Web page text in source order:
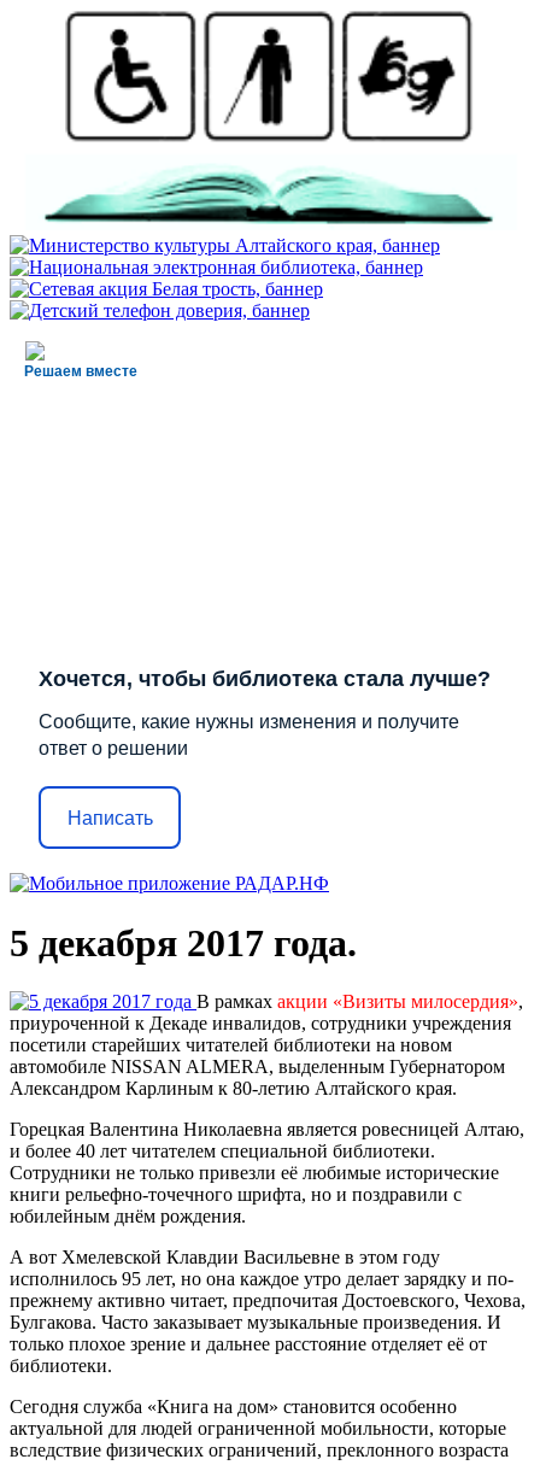
Решаем вместе
Хочется, чтобы библиотека стала лучше?
Сообщите, какие нужны изменения и получите
ответ о решении
Написать
5 декабря 2017 года.
В рамках акции «Визиты милосердия»,
приуроченной к Декаде инвалидов, сотрудники учреждения
посетили старейших читателей библиотеки на новом
автомобиле NISSAN ALMERA, выделенным Губернатором
Александром Карлиным к 80-летию Алтайского края.
Горецкая Валентина Николаевна является ровесницей Алтаю,
и более 40 лет читателем специальной библиотеки.
Сотрудники не только привезли её любимые исторические
книги рельефно-точечного шрифта, но и поздравили с
юбилейным днём рождения.
А вот Хмелевской Клавдии Васильевне в этом году
исполнилось 95 лет, но она каждое утро делает зарядку и по-
прежнему активно читает, предпочитая Достоевского, Чехова,
Булгакова. Часто заказывает музыкальные произведения. И
только плохое зрение и дальнее расстояние отделяет её от
библиотеки.
Сегодня служба «Книга на дом» становится особенно
актуальной для людей ограниченной мобильности, которые
вследствие физических ограничений, преклонного возраста